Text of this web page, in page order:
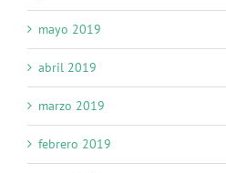
mayo 2019
abril 2019
marzo 2019
febrero 2019